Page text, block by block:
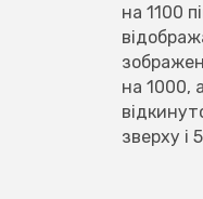
на 1100
на 1000,
зверху і